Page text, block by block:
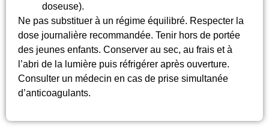
doseuse).
Ne pas substituer à un régime équilibré. Respecter la
dose journalière recommandée. Tenir hors de portée
des jeunes enfants. Conserver au sec, au frais et à
l’abri de la lumière puis réfrigérer après ouverture.
Consulter un médecin en cas de prise simultanée
d’anticoagulants.